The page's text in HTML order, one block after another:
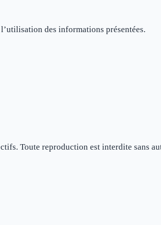
des informations présentées.
Toute reproduction est interdite sans